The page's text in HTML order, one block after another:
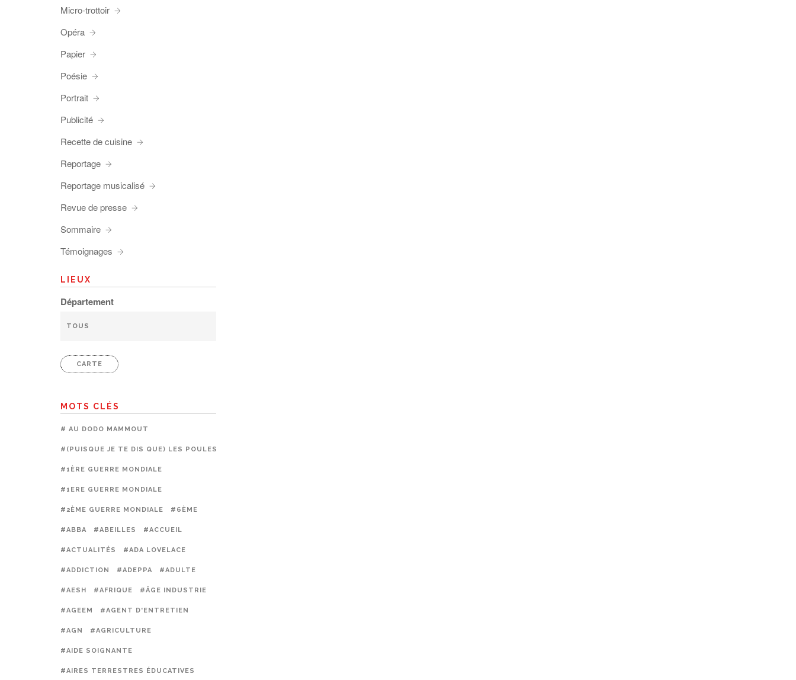
Micro-trottoir
Opéra
Papier
Poésie
Portrait
Publicité
Recette de cuisine
Reportage
Reportage musicalisé
Revue de presse
Sommaire
Témoignages
LIEUX
Département
CARTE
MOTS CLÉS
# AU DODO MAMMOUT
#(PUISQUE JE TE DIS QUE) LES POULES PRÉFÈRENT LES CAGES
#1ÈRE GUERRE MONDIALE
#1ERE GUERRE MONDIALE
#2ÈME GUERRE MONDIALE #6ÈME
#ABBA #ABEILLES #ACCUEIL
#ACTUALITÉS #ADA LOVELACE
#ADDICTION #ADEPPA #ADULTE
#AESH #AFRIQUE #ÂGE INDUSTRIE
#AGEEM #AGENT D'ENTRETIEN
#AGN #AGRICULTURE
#AIDE SOIGNANTE
#AIRES TERRESTRES ÉDUCATIVES